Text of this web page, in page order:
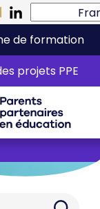
de formation
projets PPE